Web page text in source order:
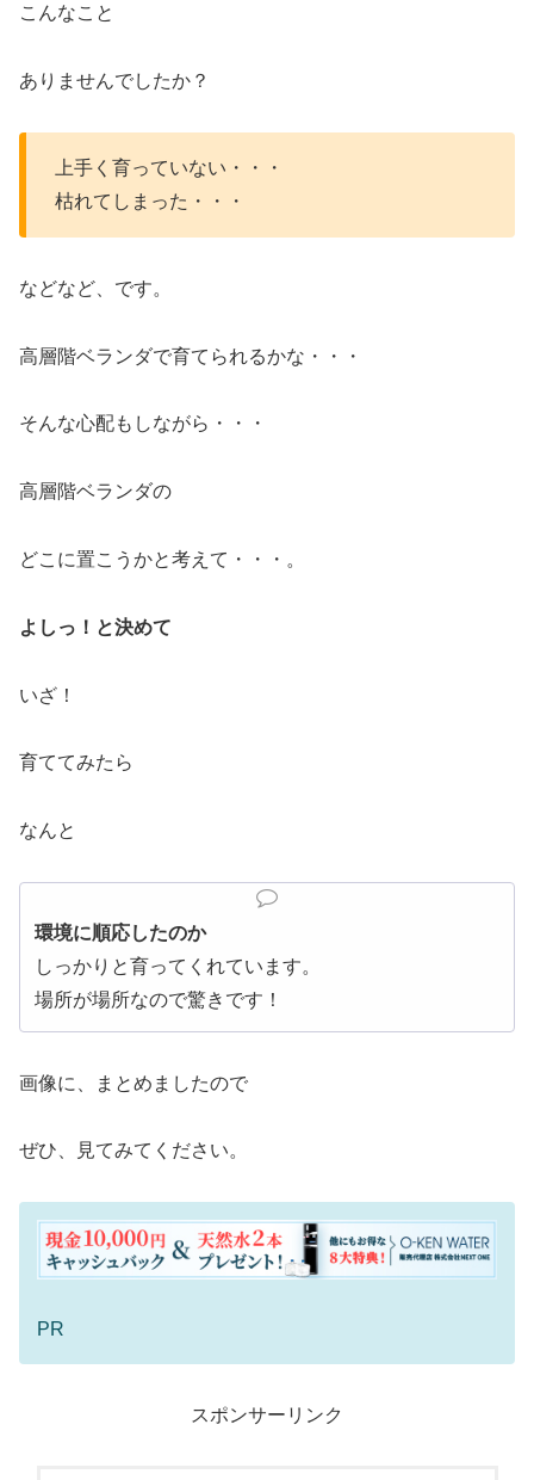
こんなこと
ありませんでしたか？
上手く育っていない・・・
枯れてしまった・・・
などなど、です。
高層階ベランダで育てられるかな・・・
そんな心配もしながら・・・
高層階ベランダの
どこに置こうかと考えて・・・。
よしっ！と決めて
いざ！
育ててみたら
なんと
環境に順応したのか
しっかりと育ってくれています。
場所が場所なので驚きです！
画像に、まとめましたので
ぜひ、見てみてください。
PR
スポンサーリンク